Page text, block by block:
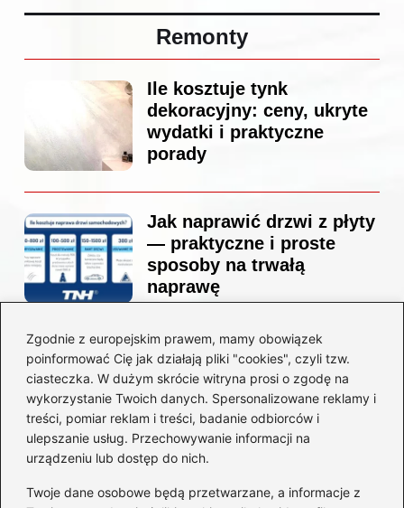
Zgodnie z europejskim prawem, mamy obowiązek
poinformować Cię jak działają pliki "cookies", czyli tzw.
ciasteczka. W dużym skrócie witryna prosi o zgodę na
wykorzystanie Twoich danych. Spersonalizowane reklamy i
treści, pomiar reklam i treści, badanie odbiorców i
ulepszanie usług. Przechowywanie informacji na
urządzeniu lub dostęp do nich.
Twoje dane osobowe będą przetwarzane, a informacje z
Remonty
Ile kosztuje tynk
dekoracyjny: ceny, ukryte
wydatki i praktyczne
porady
Jak naprawić drzwi z płyty
— praktyczne i proste
sposoby na trwałą
naprawę
Ile kosztuje projekt
łazienki u architekta —
ceny, które naprawdę
zaskoczą
Jak zamontować listwę